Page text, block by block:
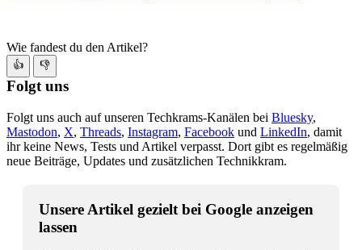
Wie fandest du den Artikel?
👍 👎
Folgt uns
Folgt uns auch auf unseren Techkrams-Kanälen bei Bluesky,
Mastodon, X, Threads, Instagram, Facebook und LinkedIn, damit
ihr keine News, Tests und Artikel verpasst. Dort gibt es regelmäßig
neue Beiträge, Updates und zusätzlichen Technikkram.
Unsere Artikel gezielt bei Google anzeigen
lassen